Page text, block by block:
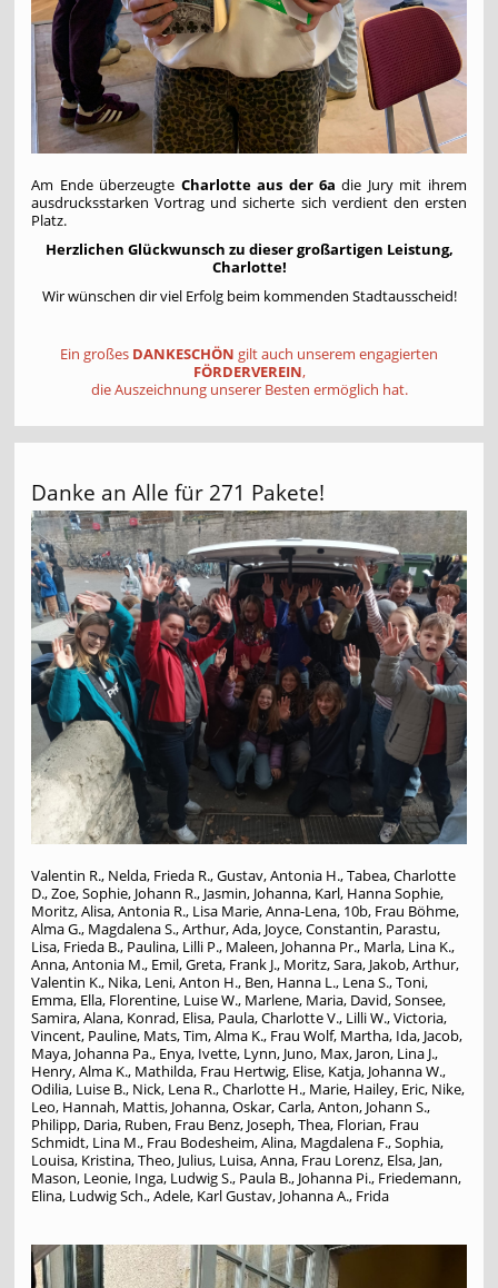
Am Ende überzeugte Charlotte aus der 6a die Jury mit ihrem
ausdrucksstarken Vortrag und sicherte sich verdient den ersten
Platz.
Herzlichen Glückwunsch zu dieser großartigen Leistung,
Charlotte!
Wir wünschen dir viel Erfolg beim kommenden Stadtausscheid!
Ein großes DANKESCHÖN gilt auch unserem engagierten
FÖRDERVEREIN,
die Auszeichnung unserer Besten ermöglich hat.
Danke an Alle für 271 Pakete!
Valentin R., Nelda, Frieda R., Gustav, Antonia H., Tabea, Charlotte
D., Zoe, Sophie, Johann R., Jasmin, Johanna, Karl, Hanna Sophie,
Moritz, Alisa, Antonia R., Lisa Marie, Anna-Lena, 10b, Frau Böhme,
Alma G., Magdalena S., Arthur, Ada, Joyce, Constantin, Parastu,
Lisa, Frieda B., Paulina, Lilli P., Maleen, Johanna Pr., Marla, Lina K.,
Anna, Antonia M., Emil, Greta, Frank J., Moritz, Sara, Jakob, Arthur,
Valentin K., Nika, Leni, Anton H., Ben, Hanna L., Lena S., Toni,
Emma, Ella, Florentine, Luise W., Marlene, Maria, David, Sonsee,
Samira, Alana, Konrad, Elisa, Paula, Charlotte V., Lilli W., Victoria,
Vincent, Pauline, Mats, Tim, Alma K., Frau Wolf, Martha, Ida, Jacob,
Maya, Johanna Pa., Enya, Ivette, Lynn, Juno, Max, Jaron, Lina J.,
Henry, Alma K., Mathilda, Frau Hertwig, Elise, Katja, Johanna W.,
Odilia, Luise B., Nick, Lena R., Charlotte H., Marie, Hailey, Eric, Nike,
Leo, Hannah, Mattis, Johanna, Oskar, Carla, Anton, Johann S.,
Philipp, Daria, Ruben, Frau Benz, Joseph, Thea, Florian, Frau
Schmidt, Lina M., Frau Bodesheim, Alina, Magdalena F., Sophia,
Louisa, Kristina, Theo, Julius, Luisa, Anna, Frau Lorenz, Elsa, Jan,
Mason, Leonie, Inga, Ludwig S., Paula B., Johanna Pi., Friedemann,
Elina, Ludwig Sch., Adele, Karl Gustav, Johanna A., Frida